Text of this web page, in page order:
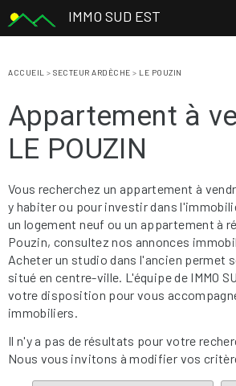
IMMO SUD EST
ACCUEIL > SECTEUR ARDÈCHE > LE POUZIN
Appartement à
LE POUZIN
Vous recherchez un appartement à
y habiter ou pour investir dans
un logement neuf ou un appartement à
Pouzin, consultez nos annonces
Acheter un studio dans l'ancien permet
situé en centre-ville. L'équipe de IMMO
votre disposition pour vous
immobiliers.
Il n'y a pas de résultats pour votre
Nous vous invitons à modifier vos